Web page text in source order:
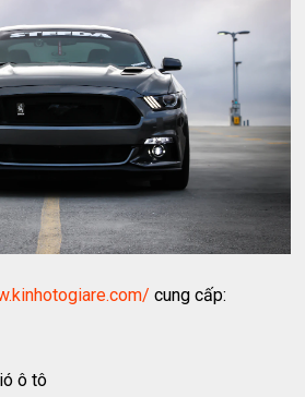
cung cấp:
ô tô